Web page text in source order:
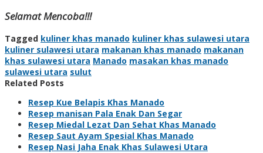
Selamat Mencoba!!!
Tagged kuliner khas manado kuliner khas sulawesi utara
kuliner sulawesi utara makanan khas manado makanan
khas sulawesi utara Manado masakan khas manado
sulawesi utara sulut
Related Posts
Resep Kue Belapis Khas Manado
Resep manisan Pala Enak Dan Segar
Resep Miedal Lezat Dan Sehat Khas Manado
Resep Saut Ayam Spesial Khas Manado
Resep Nasi Jaha Enak Khas Sulawesi Utara